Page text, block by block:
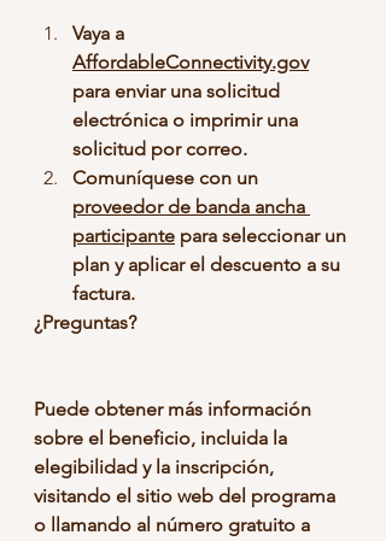
Vaya a
AffordableConnectivity.gov
para enviar una solicitud
electrónica o imprimir una
solicitud por correo.
Comuníquese con un
proveedor de banda ancha
participante para seleccionar un
plan y aplicar el descuento a su
factura.
¿Preguntas?
Puede obtener más información
sobre el beneficio, incluida la
elegibilidad y la inscripción,
visitando el sitio web del programa
o llamando al número gratuito a